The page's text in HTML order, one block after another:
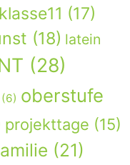
klasse11 (17)
(18) latein
(28)
(6) oberstufe
projekttage (15)
(21)